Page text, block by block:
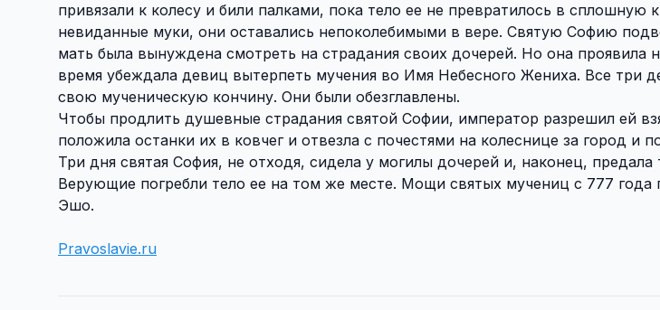
привязали к колесу и били палками, пока тело ее не превратилось в сплошную
невиданные муки, они оставались непоколебимыми в вере. Святую Софию
мать была вынуждена смотреть на страдания своих дочерей. Но она проявила
время убеждала девиц вытерпеть мучения во Имя Небесного Жениха. Все три
свою мученическую кончину. Они были обезглавлены.
Чтобы продлить душевные страдания святой Софии, император разрешил ей
положила останки их в ковчег и отвезла с почестями на колеснице за город и
Три дня святая София, не отходя, сидела у могилы дочерей и, наконец,
Верующие погребли тело ее на том же месте. Мощи святых мучениц с 777 года
Эшо.
Pravoslavie.ru